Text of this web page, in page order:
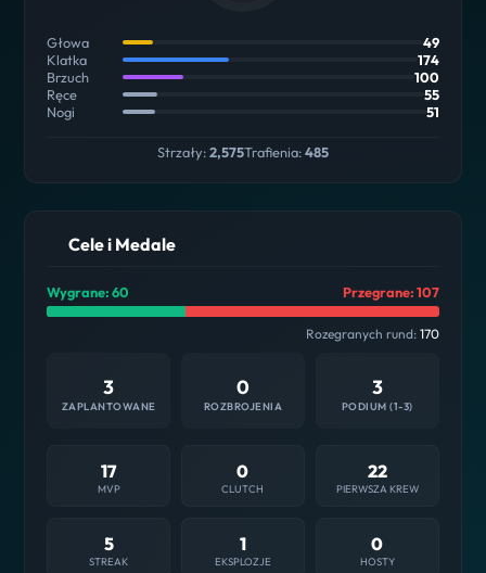
Głowa
49
Klatka
174
Brzuch
100
Ręce
55
Nogi
51
Strzały:2,575Trafienia:485
Cele i Medale
Wygrane: 60 Przegrane: 107
Rozegranych rund: 170
3
ZAPLANTOWANE
0
ROZBROJENIA
3
PODIUM (1-3)
17
MVP
0
CLUTCH
22
PIERWSZA KREW
5
STREAK
1
EKSPLOZJE
0
HOSTY